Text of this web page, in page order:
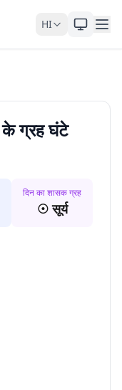
HI
ग्रह घंटे
दिन का शासक ग्रह
☉ सूर्य